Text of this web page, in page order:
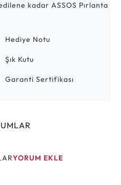
kadar ASSOS Pırlanta
Hediye Notu
Şık Kutu
Garanti Sertifikası
YORUM EKLE